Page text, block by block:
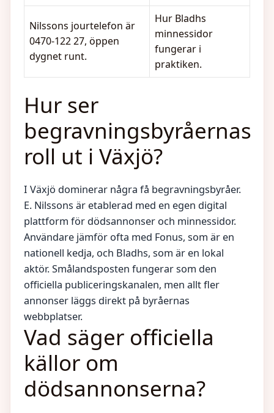
Nilssons jourtelefon är
0470-122 27, öppen
dygnet runt.
Hur Bladhs
minnessidor
fungerar i
praktiken.
Hur ser
begravningsbyråernas
roll ut i Växjö?
I Växjö dominerar några få begravningsbyråer.
E. Nilssons är etablerad med en egen digital
plattform för dödsannonser och minnessidor.
Användare jämför ofta med Fonus, som är en
nationell kedja, och Bladhs, som är en lokal
aktör. Smålandsposten fungerar som den
officiella publiceringskanalen, men allt fler
annonser läggs direkt på byråernas
webbplatser.
Vad säger officiella
källor om
dödsannonserna?